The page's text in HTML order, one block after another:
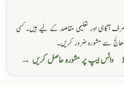
آگاہی اور تعلیمی مقاصد کے لیے ہیں۔ کسی
معالج سے مشورہ ضرور کریں۔
واٹس ایپ پر مشورہ حاصل کریں →